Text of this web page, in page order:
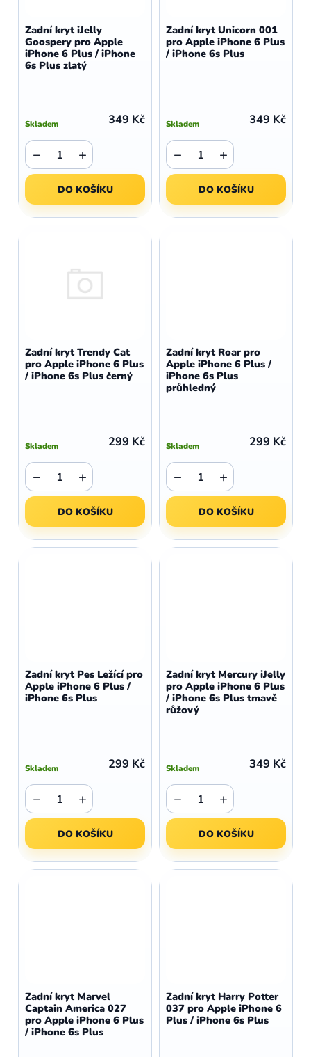
o
d
u
ů
Zadní kryt iJelly
Goospery pro Apple
iPhone 6 Plus / iPhone
6s Plus zlatý
Skladem 349 Kč
+
−
DO KOŠÍKU
Zadní kryt Unicorn 001
pro Apple iPhone 6 Plus
/ iPhone 6s Plus
Skladem 349 Kč
+
−
DO KOŠÍKU
Zadní kryt Trendy Cat
pro Apple iPhone 6 Plus
/ iPhone 6s Plus černý
Skladem 299 Kč
+
−
DO KOŠÍKU
Zadní kryt Roar pro
Apple iPhone 6 Plus /
iPhone 6s Plus
průhledný
Skladem 299 Kč
+
−
DO KOŠÍKU
Zadní kryt Pes Ležící pro
Apple iPhone 6 Plus /
iPhone 6s Plus
Skladem 299 Kč
+
−
DO KOŠÍKU
Zadní kryt Mercury iJelly
pro Apple iPhone 6 Plus
/ iPhone 6s Plus tmavě
růžový
Skladem 349 Kč
+
−
DO KOŠÍKU
Zadní kryt Marvel
Captain America 027
pro Apple iPhone 6 Plus
/ iPhone 6s Plus
Zadní kryt Harry Potter
037 pro Apple iPhone 6
Plus / iPhone 6s Plus